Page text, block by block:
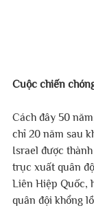
Cuộc chiến
Cách đây 50
chỉ 20 năm sau
Israel được
trục xuất quân
Liên Hiệp Quốc,
quân đội khổng